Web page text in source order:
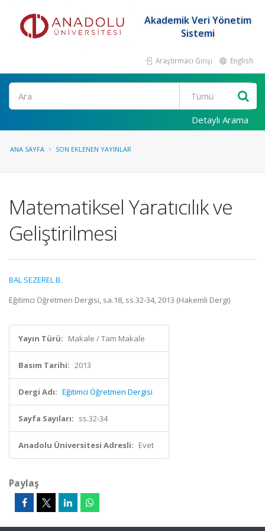
Akademik Veri Yönetim
Sistemi
Araştırmacı Girişi English
Ara
Detaylı Arama
ANA SAYFA SON EKLENEN YAYINLAR
Matematiksel Yaratıcılık ve
Geliştirilmesi
BAL SEZEREL B.
Eğitimci Öğretmen Dergisi, sa.18, ss.32-34, 2013 (Hakemli Dergi)
Yayın Türü: Makale / Tam Makale
Basım Tarihi: 2013
Dergi Adı: Eğitimci Öğretmen Dergisi
Sayfa Sayıları: ss.32-34
Anadolu Üniversitesi Adresli: Evet
Paylaş